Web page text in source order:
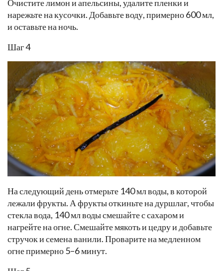
Очистите лимон и апельсины, удалите пленки и
нарежьте на кусочки. Добавьте воду, примерно 600 мл,
и оставьте на ночь.
Шаг 4
На следующий день отмерьте 140 мл воды, в которой
лежали фрукты. А фрукты откиньте на дуршлаг, чтобы
стекла вода, 140 мл воды смешайте с сахаром и
нагрейте на огне. Смешайте мякоть и цедру и добавьте
стручок и семена ванили. Проварите на медленном
огне примерно 5–6 минут.